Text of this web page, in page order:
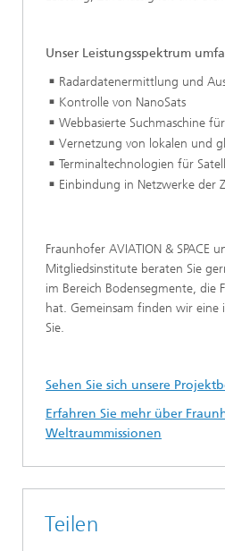
Unser Leistungsspektrum
Radardatenermittlung und
Kontrolle von NanoSats
Webbasierte Suchmaschine
Vernetzung von lokalen und
Terminaltechnologien für
Einbindung in Netzwerke der
Fraunhofer AVIATION & SPACE
Mitgliedsinstitute beraten Sie
im Bereich Bodensegmente, die
hat. Gemeinsam finden wir eine
Sie.
Sehen Sie sich unsere
Erfahren Sie mehr über
Weltraummissionen
Teilen